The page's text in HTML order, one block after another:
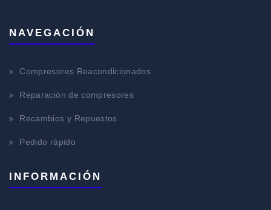
NAVEGACIÓN
Compresores Reacondicionados
Reparación de compresores
Recambios y Repuestos
Pedido rápido
INFORMACIÓN